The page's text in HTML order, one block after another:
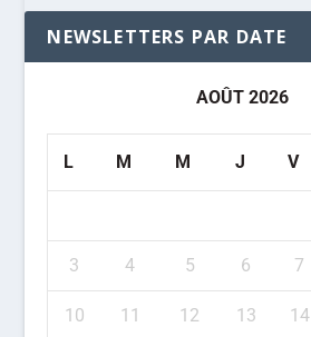
NEWSLETTERS PAR DATE
AOÛT 2026
L M M J V
3 4 5 6 7
10 11 12 13 14